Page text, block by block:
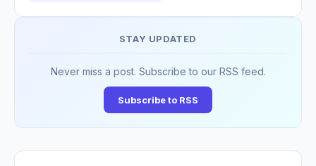
STAY UPDATED
Never miss a post. Subscribe to our RSS feed.
Subscribe to RSS